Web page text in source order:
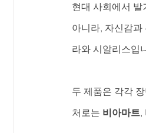
현대 사회에서
아니라, 자신감
라와 시알리스입
두 제품은 각각
처로는 비아마트,